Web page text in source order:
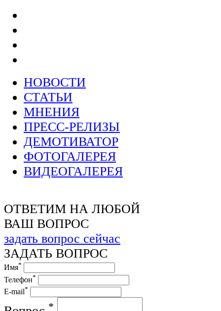
НОВОСТИ
СТАТЬИ
МНЕНИЯ
ПРЕСС-РЕЛИЗЫ
ДЕМОТИВАТОР
ФОТОГАЛЕРЕЯ
ВИДЕОГАЛЕРЕЯ
ОТВЕТИМ НА ЛЮБОЙ
ВАШ ВОПРОС
задать вопрос сейчас
ЗАДАТЬ ВОПРОС
Имя*
Телефон*
E-mail*
*